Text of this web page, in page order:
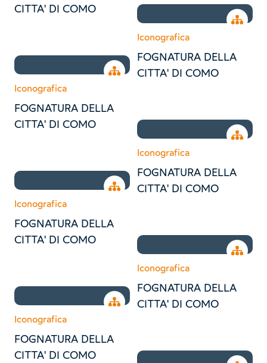
CITTA' DI COMO
Open tree
Iconografica
FOGNATURA DELLA
CITTA' DI COMO
Open tree
Iconografica
FOGNATURA DELLA
CITTA' DI COMO
Open tree
Iconografica
FOGNATURA DELLA
CITTA' DI COMO
Open
Iconografica
FOGNATURA DELLA
CITTA' DI COMO
Open
Iconografica
FOGNATURA DELLA
CITTA' DI COMO
Open
Iconografica
FOGNATURA DELLA
CITTA' DI COMO